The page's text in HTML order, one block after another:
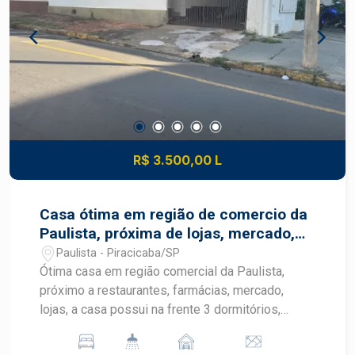
visita.
R$ 3.500,00 L
Casa ótima em região de comercio da
Paulista, próxima de lojas, mercado,
farmácias.
Paulista - Piracicaba/SP
Ótima casa em região comercial da Paulista,
próximo a restaurantes, farmácias, mercado,
lojas, a casa possui na frente 3 dormitórios,
2 dormitórios, banheiro, sala e cozinha, a área do